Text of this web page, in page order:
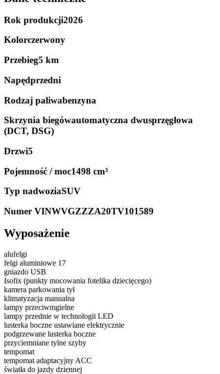
Rok produkcji2026
Kolorczerwony
Przebieg5 km
Napędprzedni
Rodzaj paliwabenzyna
Skrzynia biegówautomatyczna dwusprzęgłowa
(DCT, DSG)
Drzwi5
Pojemność / moc1498 cm³
Typ nadwoziaSUV
Numer VINWVGZZZA20TV101589
Wyposażenie
alufelgi
felgi aluminiowe 17
gniazdo USB
Isofix (punkty mocowania fotelika dziecięcego)
kamera parkowania tył
klimatyzacja manualna
lampy przeciwmgielne
lampy przednie w technologii LED
lusterka boczne ustawiane elektrycznie
podgrzewane lusterka boczne
przyciemniane tylne szyby
tempomat
tempomat adaptacyjny ACC
światła do jazdy dziennej